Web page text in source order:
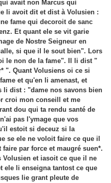
avait non Marcus qui
li avoit dit et dist à Volusien :
fame qui decoroit de sanc
Et quant ele se vit garie
de Nostre Seigneur en
si que il le sout bien". Lors
le non de la fame". Il li dist "
". Quant Volusiens oi ce si
et qu'en li amenast, et
li dist : "dame nos savons bien
croi mon conseill et me
dou qui ta rendu santé de
pas l'ymage que vos
estoit si deceuz si la
se ele ne voloit faire ce que il
par force et maugré suen*.
Volusien et iasoit ce que il ne
ele li enseigna tantost ce que
lie grant pleute de